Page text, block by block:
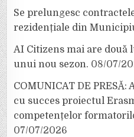
Se prelungesc
rezidențiale din
AI Citizens mai are două
unui nou sezon. 08/07/
COMUNICAT DE
cu succes proiectul
competențelor
07/07/2026